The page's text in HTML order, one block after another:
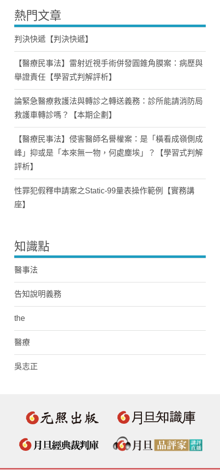
熱門文章
判決快遞【判決快遞】
【醫療民事法】雷射近視手術併發圓錐角膜案：病歷與
舉證責任【學習式判解評析】
論緊急醫療救護法與轉診之轉送義務：診所能請消防局
救護車轉診嗎？【本期企劃】
【醫療民事法】侵害醫師名譽權案：是「橫看成嶺側成
峰」抑或是「本來無一物，何處塵埃」？【學習式判解
評析】
性罪犯假釋申請案之Static-99量表操作範例【實務講
座】
知識點
醫事法
告知說明義務
the
醫療
吳志正